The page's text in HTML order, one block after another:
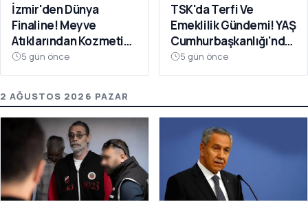
İzmir'den Dünya
Finaline! Meyve
Atıklarından Kozmetik
Devrimi
5 gün önce
TSK'da Terfi Ve
Emeklilik Gündemi! YAŞ
Cumhurbaşkanlığı'nda
Toplanacak
5 gün önce
2 AĞUSTOS 2026 PAZAR